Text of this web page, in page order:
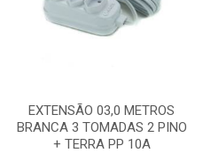
EXTENSÃO 03,0 METROS
BRANCA 3 TOMADAS 2 PINO
+ TERRA PP 10A